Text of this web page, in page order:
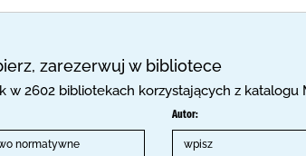
zarezerwuj w bibliotece
w 2602 bibliotekach korzystających z katalogu
Autor: